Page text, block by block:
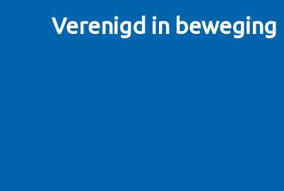
Verenigd in beweging